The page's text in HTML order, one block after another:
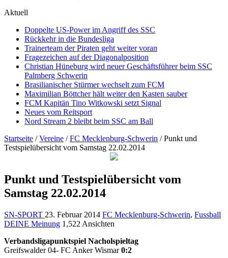
Aktuell
Doppelte US-Power im Angriff des SSC
Rückkehr in die Bundesliga
Trainerteam der Piraten geht weiter voran
Fragezeichen auf der Diagonalposition
Christian Hüneburg wird neuer Geschäftsführer beim SSC
Palmberg Schwerin
Brasilianischer Stürmer wechselt zum FCM
Maximilian Böttcher hält weiter den Kasten sauber
FCM Kapitän Tino Witkowski setzt Signal
Neues vom Reitsport
Nord Stream 2 bleibt beim SSC am Ball
Startseite / Vereine / FC Mecklenburg-Schwerin / Punkt und
Testspielübersicht vom Samstag 22.02.2014
Punkt und Testspielübersicht vom
Samstag 22.02.2014
SN-SPORT 23. Februar 2014 FC Mecklenburg-Schwerin, Fussball
DEINE Meinung 1,522 Ansichten
Verbandsligapunktspiel Nacholspieltag
Greifswalder 04- FC Anker Wismar0:2